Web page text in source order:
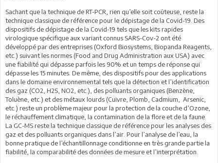
Sachant que la technique de RT-PCR, rien qu’elle soit coûteuse, reste la
technique classique de référence pour le dépistage de la Covid-19. Des
dispositifs de dépistage de la Covid-19 tels que les kits rapides
virologique spécifique aux variant connus SARS-Cov-2 ont été
développé par des entreprises (Oxford Biosystems, Biopanda Reagents,
etc.) suivant les normes (Food and Drug Administration aux USA) avec
une fiabilité qui dépasse parfois les 90% et un temps de réponse qui
dépasse les 15 minutes. De même, des dispositifs pour des applications
dans le domaine environnemental tels que la détection et l’identification
des gaz (CO2, H2S, NO2, etc.), des polluants organiques (Benzène,
Toluène, etc.) et des métaux lourds (Cuivre, Plomb, Cadmium, Arsenic,
etc.) reste un problème majeur pour la protection de la couche d’Ozone,
le réchauffement climatique, la contamination de la flore et de la faune.
La GC-MS reste la technique classique de référence pour les analyses des
gaz et des polluants organiques dans l’air. Pour l’analyse de l’eau, la
bonne pratique de l’échantillonnage conditionne en très grande partie la
fiabilité, la comparabilité des données de mesure et l’interprétation.